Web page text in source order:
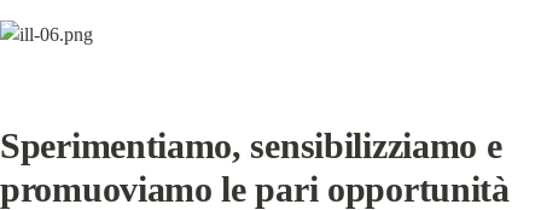
Sperimentiamo, sensibilizziamo e
promuoviamo le pari opportunità